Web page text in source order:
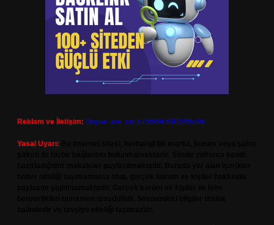
Reklam ve İletişim: Skype: live:.cid.575569c608265c69
Yasal Uyarı: